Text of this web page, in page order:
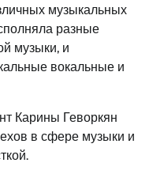
музыкальных
разные
музыки, и
вокальные и
Карины Геворкян
в сфере музыки и